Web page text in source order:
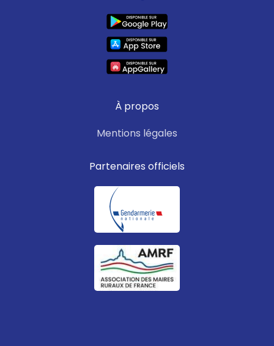
À propos
Mentions légales
Partenaires officiels